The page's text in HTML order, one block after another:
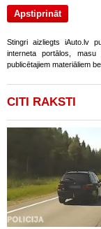
Stingri aizliegts iAuto.lv
interneta portālos,
publicētajiem materiāliem
CITI RAKSTI